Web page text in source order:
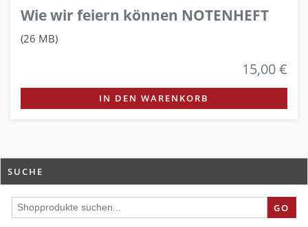
Wie wir feiern können NOTENHEFT
(26 MB)
15,00 €
IN DEN WARENKORB
SUCHE
GO